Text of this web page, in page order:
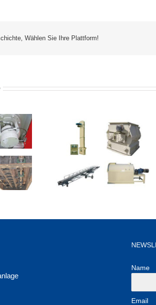
Wählen Sie Ihre Plattform!
Name
Email